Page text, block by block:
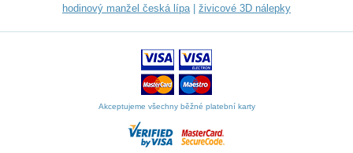
hodinový manžel česká lípa| živicové 3D nálepky
Akceptujeme všechny běžné platební karty